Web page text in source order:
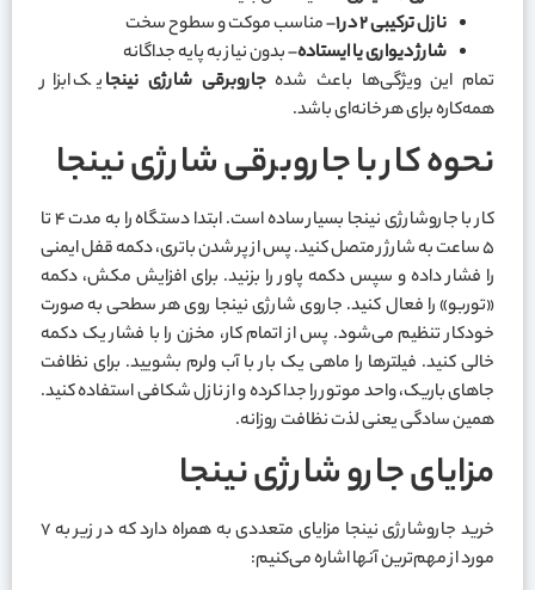
نازل ترکیبی۲در۱– مناسب موکت و سطوح سخت
شارژ دیواری یا ایستاده– بدون نیاز به پایه جداگانه
تمام این ویژگی‌ها باعث شدهجاروبرقی شارژی نینجایک ابزار
همه‌کاره برای هر خانه‌ای باشد.
نحوه کار با جاروبرقی شارژی نینجا
کار با جاروشارژی نینجا بسیار ساده است. ابتدا دستگاه را به مدت ۴ تا
۵ ساعت به شارژر متصل کنید. پس از پر شدن باتری، دکمه قفل ایمنی
را فشار داده و سپس دکمه پاور را بزنید. برای افزایش مکش، دکمه
«توربو» را فعال کنید. جاروی شارژی نینجا روی هر سطحی به صورت
خودکار تنظیم می‌شود. پس از اتمام کار، مخزن را با فشار یک دکمه
خالی کنید. فیلترها را ماهی یک بار با آب ولرم بشویید. برای نظافت
جاهای باریک، واحد موتور را جدا کرده و از نازل شکافی استفاده کنید.
همین سادگی یعنی لذت نظافت روزانه.
مزایای جارو شارژی نینجا
خرید جاروشارژی نینجا مزایای متعددی به همراه دارد که در زیر به ۷
مورد از مهم‌ترین آنها اشاره می‌کنیم: